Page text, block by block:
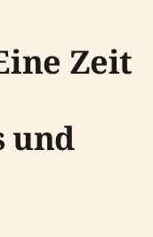
Zeit
und